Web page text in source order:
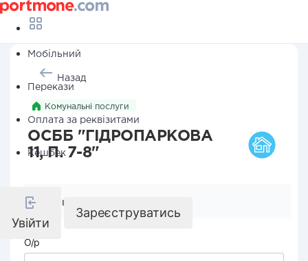
Мобільний
Перекази
Оплата за реквізитами
Кешбек
Увійти
Зареєструватись
Назад
Комунальні послуги
ОСББ "ГІДРОПАРКОВА
11, П. 7-8"
Реквізити компанії
О/р